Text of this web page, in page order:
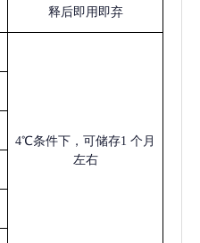
释后即用即弃
4℃条件下，可储存1 个月
左右